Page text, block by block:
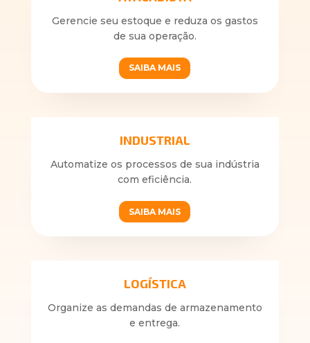
Gerencie seu estoque e reduza os gastos
de sua operação.
SAIBA MAIS
INDUSTRIAL
Automatize os processos de sua indústria
com eficiência.
SAIBA MAIS
LOGÍSTICA
Organize as demandas de armazenamento
e entrega.